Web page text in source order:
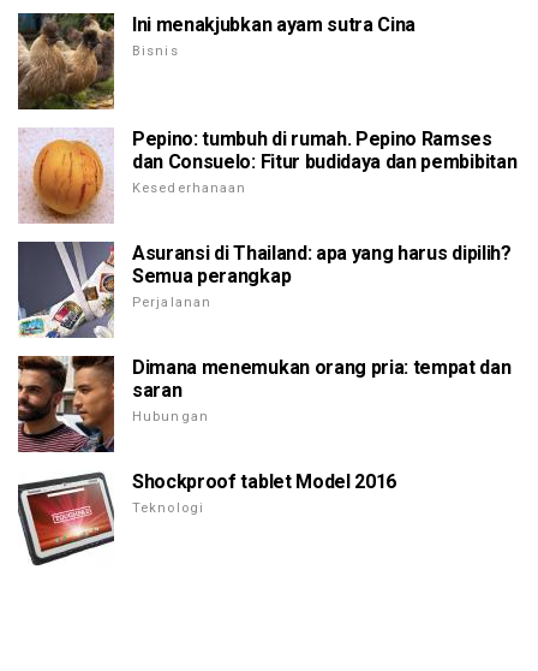
Ini menakjubkan ayam sutra Cina
Bisnis
Pepino: tumbuh di rumah. Pepino Ramses
dan Consuelo: Fitur budidaya dan pembibitan
Kesederhanaan
Asuransi di Thailand: apa yang harus dipilih?
Semua perangkap
Perjalanan
Dimana menemukan orang pria: tempat dan
saran
Hubungan
Shockproof tablet Model 2016
Teknologi